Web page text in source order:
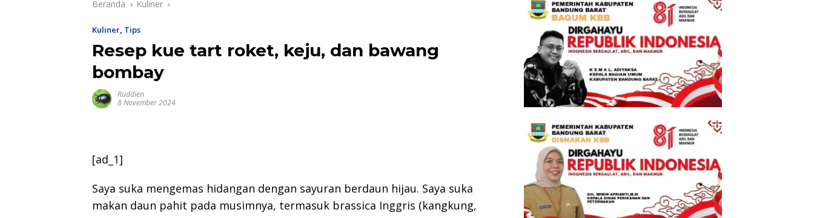
Beranda Kuliner
Kuliner, Tips
Resep kue tart roket, keju, dan bawang
bombay
Ruddien
8 November 2024
[ad_1]
Saya suka mengemas hidangan dengan sayuran berdaun hijau. Saya suka
makan daun pahit pada musimnya, termasuk brassica Inggris (kangkung,